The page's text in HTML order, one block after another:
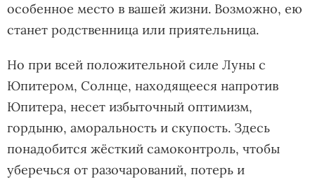
особенное место в вашей жизни. Возможно, ею
станет родственница или приятельница.
Но при всей положительной силе Луны с
Юпитером, Солнце, находящееся напротив
Юпитера, несет избыточный оптимизм,
гордыню, аморальность и скупость. Здесь
понадобится жёсткий самоконтроль, чтобы
уберечься от разочарований, потерь и